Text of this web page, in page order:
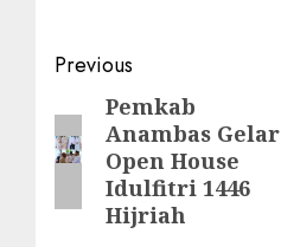
Post
navigation
Previous
Previous
post:
Pemkab
Anambas Gelar
Open House
Idulfitri 1446
Hijriah